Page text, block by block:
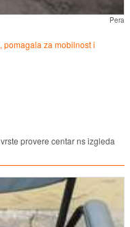
Pera
pomagala za mobilnost i
provere centar ns izgleda